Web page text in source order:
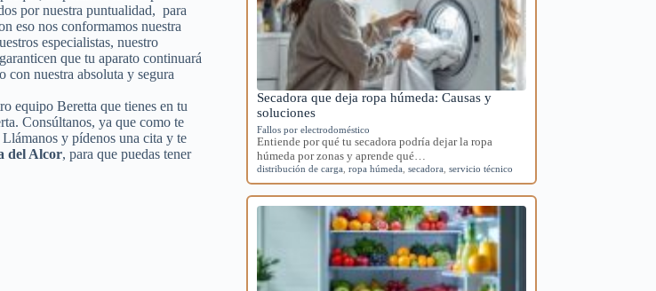
por nuestra puntualidad, para
eso nos conformamos nuestra
especialistas, nuestro
que tu aparato continuará
nuestra absoluta y segura
equipo Beretta que tienes en tu
Consúltanos, ya que como te
y pídenos una cita y te
del Alcor, para que puedas tener
Secadora que deja ropa húmeda: Causas y
soluciones
Fallos por electrodoméstico
Entiende por qué tu secadora podría dejar la ropa
húmeda por zonas y aprende qué…
distribución de carga ,ropa húmeda ,secadora ,servicio técnico